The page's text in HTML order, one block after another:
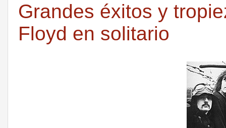
Grandes éxitos y
Floyd en solitario